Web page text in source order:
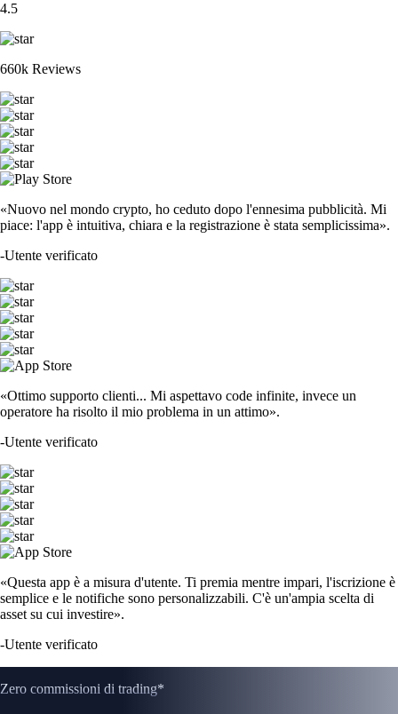
4.5
660k Reviews
«Nuovo nel mondo crypto, ho ceduto dopo l'ennesima pubblicità. Mi
piace: l'app è intuitiva, chiara e la registrazione è stata semplicissima».
-Utente verificato
«Ottimo supporto clienti... Mi aspettavo code infinite, invece un
operatore ha risolto il mio problema in un attimo».
-Utente verificato
«Questa app è a misura d'utente. Ti premia mentre impari, l'iscrizione è
semplice e le notifiche sono personalizzabili. C'è un'ampia scelta di
asset su cui investire».
-Utente verificato
Zero commissioni di trading*